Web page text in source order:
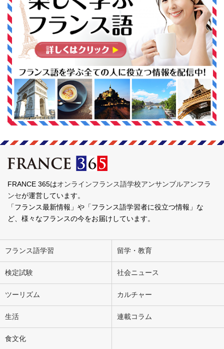
FRANCE 365はオンラインフランス語学校アンサンブルアンフラ
ンセが運営しています。
「フランス最新情報」や「フランス語学習者に役立つ情報」な
ど、様々なフランスの今をお届けしています。
フランス語学習 留学・教育
検定試験 社会ニュース
ツーリズム カルチャー
生活 連載コラム
食文化